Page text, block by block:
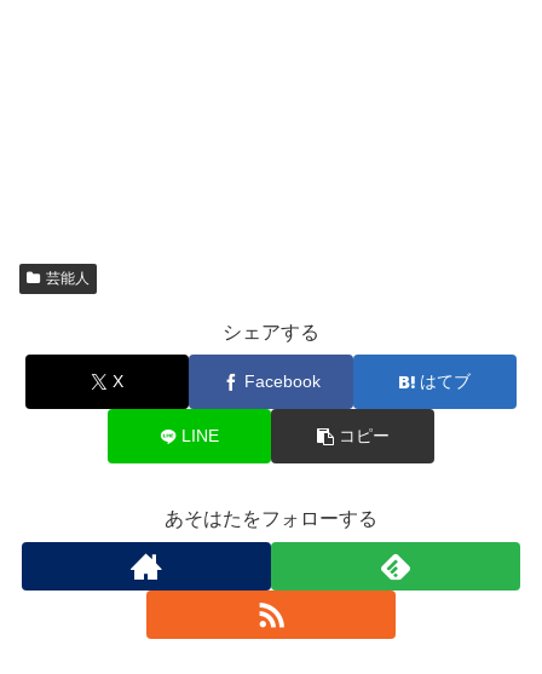
芸能人
シェアする
X Facebook はてブ
LINE コピー
あそはたをフォローする